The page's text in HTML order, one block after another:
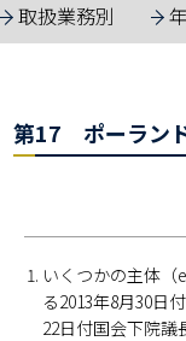
取扱業務別
第17 ポーランド
いくつかの主体
る2013年8月30日
22日付国会下院議